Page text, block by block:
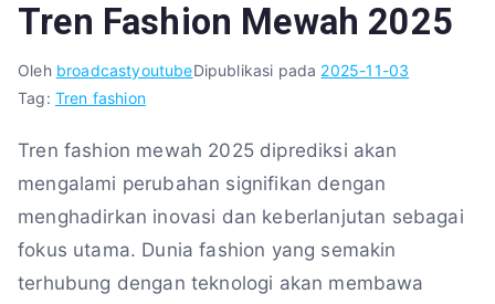
Tren Fashion Mewah 2025
Oleh broadcastyoutubeDipublikasi pada 2025-11-03
Tag: Tren fashion
Tren fashion mewah 2025 diprediksi akan
mengalami perubahan signifikan dengan
menghadirkan inovasi dan keberlanjutan sebagai
fokus utama. Dunia fashion yang semakin
terhubung dengan teknologi akan membawa